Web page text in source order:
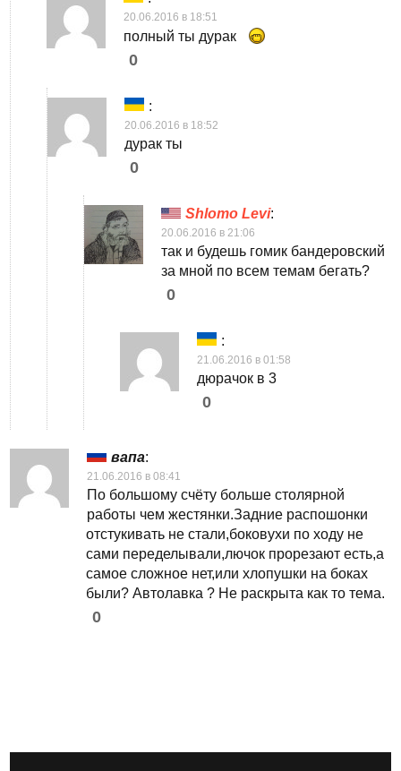
20.06.2016 в 18:51
полный ты дурак
0
:
20.06.2016 в 18:52
дурак ты
0
Shlomo Levi:
20.06.2016 в 21:06
так и будешь гомик бандеровский
за мной по всем темам бегать?
0
:
21.06.2016 в 01:58
дюрачок в 3
0
вапа:
21.06.2016 в 08:41
По большому счёту больше столярной
работы чем жестянки.Задние распошонки
отстукивать не стали,боковухи по ходу не
сами переделывали,лючок прорезают есть,а
самое сложное нет,или хлопушки на боках
были? Автолавка ? Не раскрыта как то тема.
0